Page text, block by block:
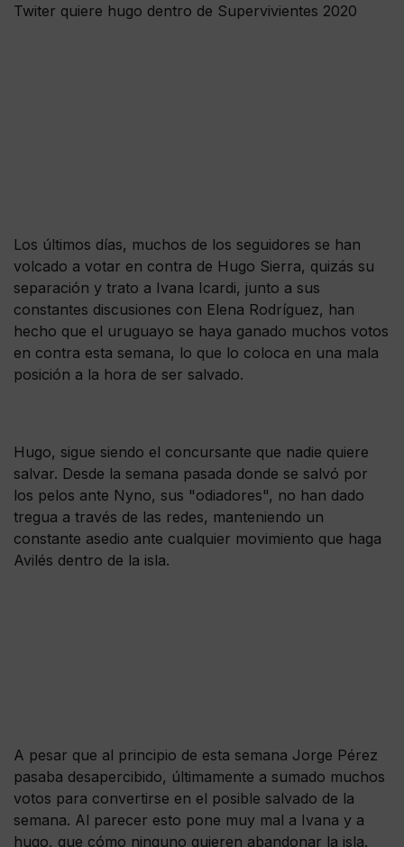
Twiter quiere hugo dentro de Supervivientes 2020
Los últimos días, muchos de los seguidores se han
volcado a votar en contra de Hugo Sierra, quizás su
separación y trato a Ivana Icardi, junto a sus
constantes discusiones con Elena Rodríguez, han
hecho que el uruguayo se haya ganado muchos votos
en contra esta semana, lo que lo coloca en una mala
posición a la hora de ser salvado.
Hugo, sigue siendo el concursante que nadie quiere
salvar. Desde la semana pasada donde se salvó por
los pelos ante Nyno, sus "odiadores", no han dado
tregua a través de las redes, manteniendo un
constante asedio ante cualquier movimiento que haga
Avilés dentro de la isla.
A pesar que al principio de esta semana Jorge Pérez
pasaba desapercibido, últimamente a sumado muchos
votos para convertirse en el posible salvado de la
semana. Al parecer esto pone muy mal a Ivana y a
hugo, que cómo ninguno quieren abandonar la isla.